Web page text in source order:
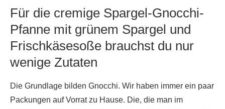
Für die cremige Spargel-Gnocchi-
Pfanne mit grünem Spargel und
Frischkäsesoße brauchst du nur
wenige Zutaten
Die Grundlage bilden Gnocchi. Wir haben immer ein paar
Packungen auf Vorrat zu Hause. Die, die man im